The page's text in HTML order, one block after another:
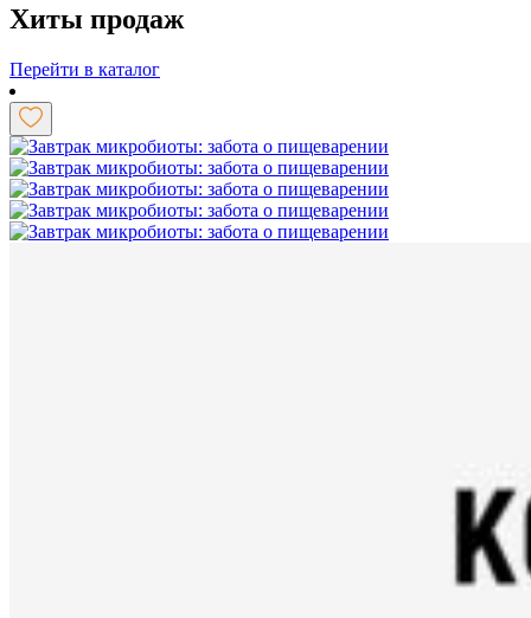
Хиты продаж
Перейти в каталог